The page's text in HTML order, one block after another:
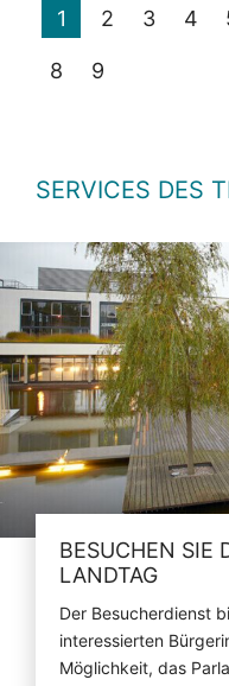
1 2 3 4
8 9
SERVICES DES
BESUCHEN SIE
LANDTAG
Der Besucherdienst
interessierten
Möglichkeit, das